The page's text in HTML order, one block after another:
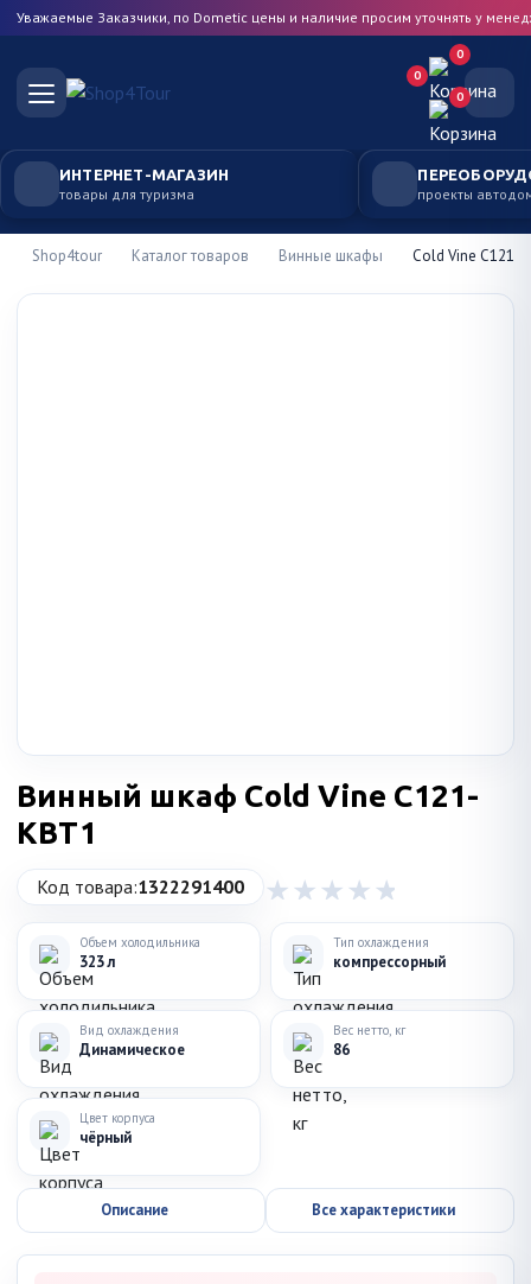
Уважаемые Заказчики, по Dometic цены и наличие просим уточнять у
0
0
0
ИНТЕРНЕТ-МАГАЗИН
товары для туризма проекты
Shop4tour Каталог товаров Винные шкафы Cold Vine C121-
Винный шкаф Cold Vine C121-
KBT1
Код товара:1322291400
Объем холодильника
323 л
Тип охлаждения
компрессорный
Вид охлаждения
Динамическое
Вес нетто, кг
86
Цвет корпуса
чёрный
Описание Все характеристики